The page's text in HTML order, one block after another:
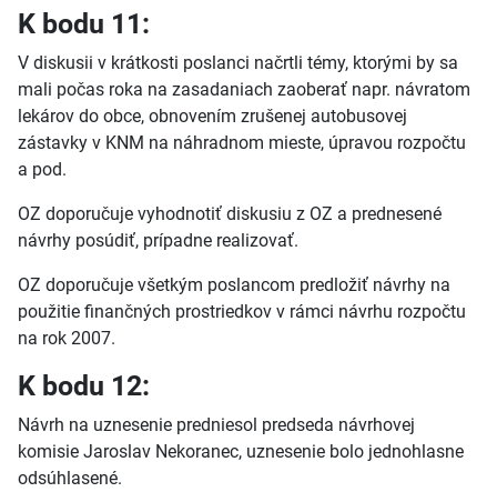
K bodu 11:
V diskusii v krátkosti poslanci načrtli témy, ktorými by sa
mali počas roka na zasadaniach zaoberať napr. návratom
lekárov do obce, obnovením zrušenej autobusovej
zástavky v KNM na náhradnom mieste, úpravou rozpočtu
a pod.
OZ doporučuje vyhodnotiť diskusiu z OZ a prednesené
návrhy posúdiť, prípadne realizovať.
OZ doporučuje všetkým poslancom predložiť návrhy na
použitie finančných prostriedkov v rámci návrhu rozpočtu
na rok 2007.
K bodu 12:
Návrh na uznesenie predniesol predseda návrhovej
komisie Jaroslav Nekoranec, uznesenie bolo jednohlasne
odsúhlasené.